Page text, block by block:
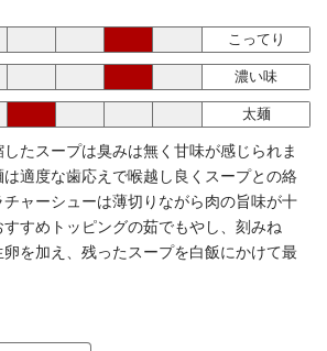
こってり
濃い味
太麺
たスープは臭みは無く甘味が感じられま
適度な歯応えで喉越し良くスープとの絡
ャーシューは薄切りながら肉の旨味が十
すめトッピングの茹でもやし、刻みね
を加え、残ったスープを白飯にかけて最